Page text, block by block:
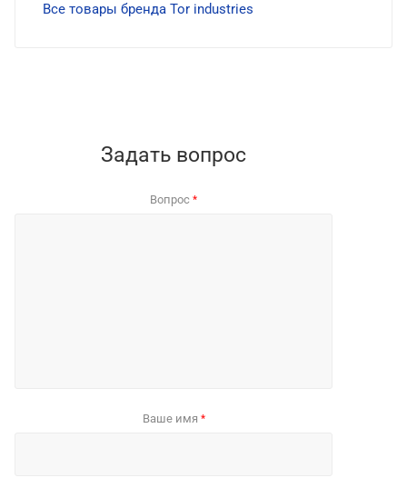
Все товары бренда Tor industries
Задать вопрос
Вопрос *
Ваше имя *